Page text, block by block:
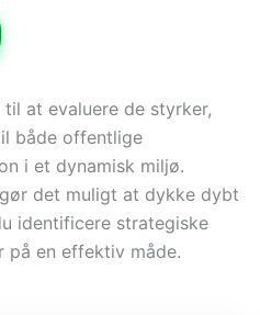
at evaluere de styrker,
både offentlige
i et dynamisk miljø.
det muligt at dykke dybt
identificere strategiske
en effektiv måde.